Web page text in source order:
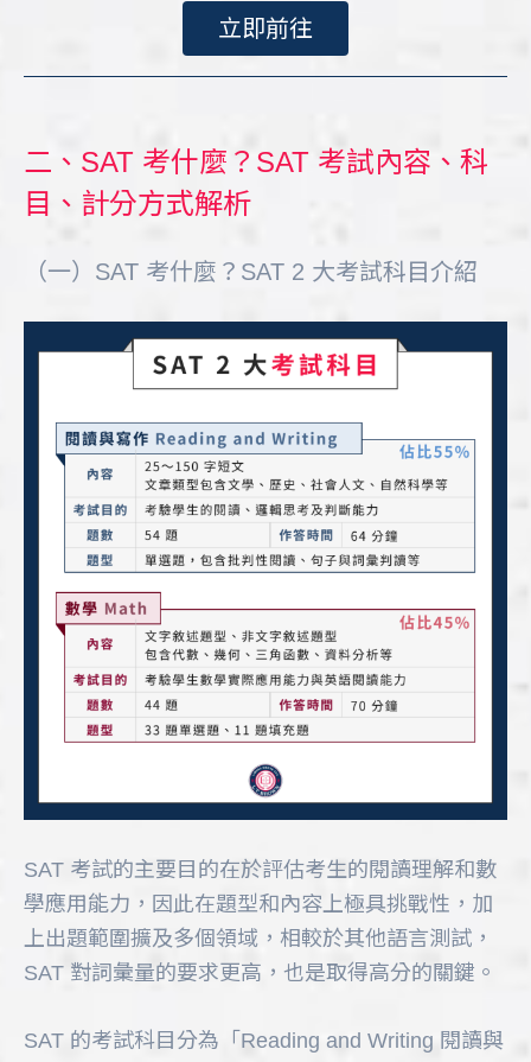
立即前往
二、SAT 考什麼？SAT 考試內容、科
目、計分方式解析
（一）SAT 考什麼？SAT 2 大考試科目介紹
SAT 考試的主要目的在於評估考生的閱讀理解和數
學應用能力，因此在題型和內容上極具挑戰性，加
上出題範圍擴及多個領域，相較於其他語言測試，
SAT 對詞彙量的要求更高，也是取得高分的關鍵。
SAT 的考試科目分為「Reading and Writing 閱讀與